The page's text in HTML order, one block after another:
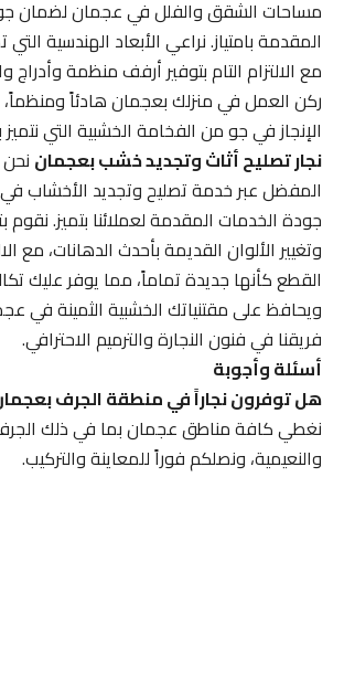
مساحات الشقق والفلل في عجمان لضمان
المقدمة بامتياز. نراعي الأبعاد الهندسية التي
مع الالتزام التام بتوفير أرفف منظمة وأدراج
ركن العمل في منزلك بعجمان هادئاً ومنظماً،
الإنجاز في جو من الفخامة الخشبية التي نتميز بها.
نجار تصليح أثاث وتجديد خشب بعجماننحن
المفضل عبر خدمة تصليح وتجديد الأخشاب في
جودة الخدمات المقدمة لعملائنا بتميز. نقوم
وتغيير الألوان القديمة بأحدث الدهانات، مع
القطع كأنها جديدة تماماً، مما يوفر عليك
ويحافظ على مقتنياتك الخشبية الثمينة في
فريقنا في فنون النجارة والترميم الاحترافي.
أسئلة وأجوبة
هل توفرون نجاراً في منطقة الجرف بعجمان؟
نغطي كافة مناطق عجمان بما في ذلك الجرف،
والنعيمية، ونصلكم فوراً للمعاينة والتركيب.